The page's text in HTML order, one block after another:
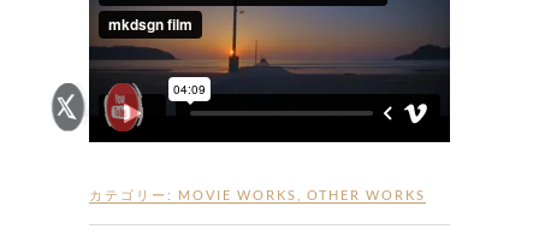
カテゴリー: MOVIE WORKS OTHER WORKS